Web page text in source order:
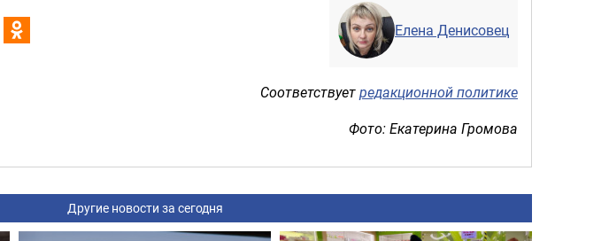
Елена Денисовец
Соответствуетредакционной политике
Фото: Екатерина Громова
Другие новости за сегодня